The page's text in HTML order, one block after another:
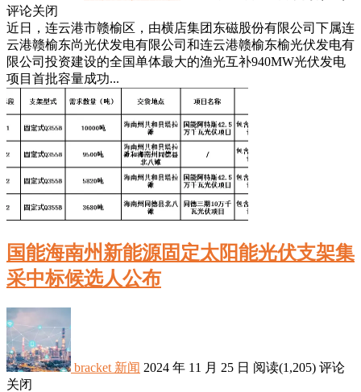
评论关闭
近日，连云港市赣榆区，由横店集团东磁股份有限公司下属连
云港赣榆东尚光伏发电有限公司和连云港赣榆东榆光伏发电有
限公司投资建设的全国单体最大的渔光互补940MW光伏发电
项目首批容量成功...
国能海南州新能源固定太阳能光伏支架集
采中标候选人公布
bracket 新闻 2024 年 11 月 25 日 阅读(1,205) 评论
关闭